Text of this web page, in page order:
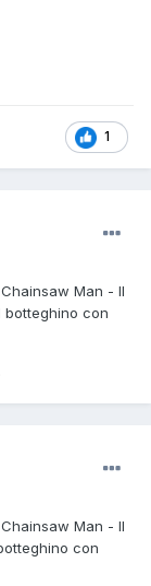
1
Man - Il
botteghino con
Man - Il
con